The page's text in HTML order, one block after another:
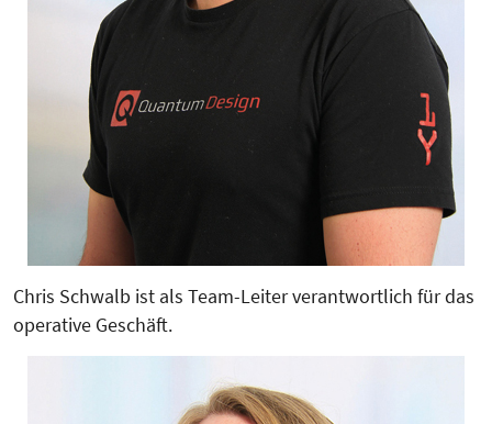
Chris Schwalb ist als Team-Leiter verantwortlich für das
operative Geschäft.